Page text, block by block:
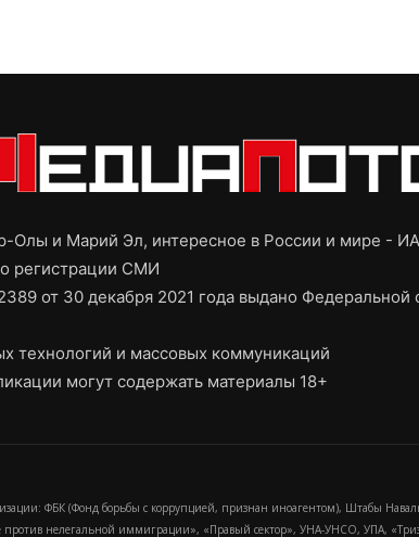
Олы и Марий Эл, интересное в России и мире -
регистрации СМИ
от 30 декабря 2021 года выдано Федеральной
технологий и массовых коммуникаций
могут содержать материалы 18+
ФБК (Фонд борьбы с коррупцией, признан иноагентом), Штабы
против нелегальной иммиграции», «Правый сектор», УНА-УНСО, УПА,